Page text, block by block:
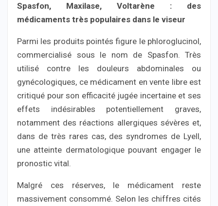
Spasfon, Maxilase, Voltarène : des
médicaments très populaires dans le viseur
Parmi les produits pointés figure le phloroglucinol,
commercialisé sous le nom de Spasfon. Très
utilisé contre les douleurs abdominales ou
gynécologiques, ce médicament en vente libre est
critiqué pour son efficacité jugée incertaine et ses
effets indésirables potentiellement graves,
notamment des réactions allergiques sévères et,
dans de très rares cas, des syndromes de Lyell,
une atteinte dermatologique pouvant engager le
pronostic vital.
Malgré ces réserves, le médicament reste
massivement consommé. Selon les chiffres cités